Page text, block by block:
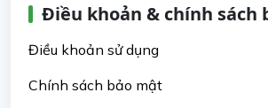
Điều khoản & chính sách
Điều khoản sử dụng
Chính sách bảo mật